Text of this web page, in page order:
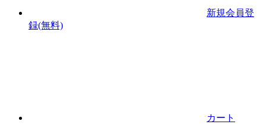
新規会員登
録(無料)
カート